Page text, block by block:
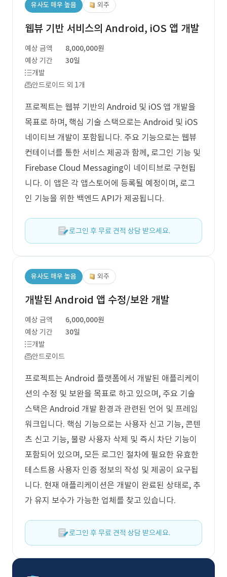
유사도 매우 높음 외주
웹뷰 기반 서비스의 Android, iOS 앱 개발
예상 금액
8,000,000원
예상 기간
30일
개발
안드로이드 외 1개
프로젝트는 웹뷰 기반의 Android 및 iOS 앱 개발을
목표로 하며, 핵심 기술 스택으로는 Android 및 iOS
네이티브 개발이 포함됩니다. 주요 기능으로는 웹뷰
컨테이너를 통한 서비스 제공과 함께, 로그인 기능 및
Firebase Cloud Messaging이 네이티브로 구현됩
니다. 이 앱은 각 앱스토어에 등록될 예정이며, 로그
인 기능을 위한 백엔드 API가 제공됩니다.
로그인 후 무료 견적 상담 받으세요.
유사도 매우 높음 외주
개발된 Android 앱 수정/보완 개발
예상 금액
6,000,000원
예상 기간
30일
개발
안드로이드
프로젝트는 Android 플랫폼에서 개발된 애플리케이
션의 수정 및 보완을 목표로 하고 있으며, 주요 기술
스택은 Android 개발 환경과 관련된 언어 및 프레임
워크입니다. 핵심 기능으로는 사용자 신고 기능, 콘텐
츠 신고 기능, 불량 사용자 삭제 및 즉시 차단 기능이
포함되어 있으며, 모든 로그인 절차에 필요한 유효한
테스트용 사용자 인증 정보의 작성 및 제공이 요구됩
니다. 현재 애플리케이션은 개발이 완료된 상태로, 추
가 유지 보수가 가능한 업체를 찾고 있습니다.
로그인 후 무료 견적 상담 받으세요.